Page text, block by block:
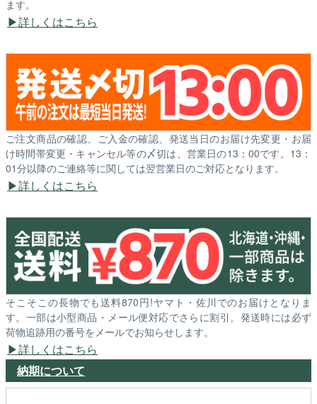
ます。
詳しくはこちら
ご注文商品の確認、ご入金の確認、発送当日のお届け先変更・お届
け時間帯変更・キャンセル等の〆切は、営業日の13：00です。13：
01分以降のご連絡等に関しては翌営業日のご対応となります。
詳しくはこちら
そこそこの長物でも送料870円!ヤマト・佐川でのお届けとなりま
す。一部は小型商品・メール便対応でさらに割引。発送時には必ず
荷物追跡用の番号をメールでお知らせします。
詳しくはこちら
納期について